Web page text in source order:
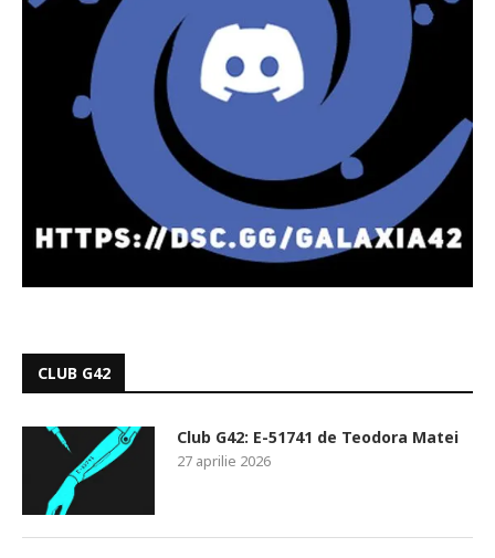
CLUB G42
Club G42: E-51741 de Teodora Matei
27 aprilie 2026